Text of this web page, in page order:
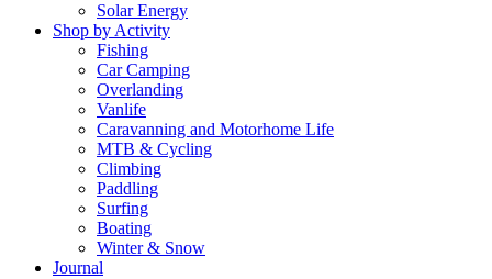
Solar Energy
Shop by Activity
Fishing
Car Camping
Overlanding
Vanlife
Caravanning and Motorhome Life
MTB & Cycling
Climbing
Paddling
Surfing
Boating
Winter & Snow
Journal